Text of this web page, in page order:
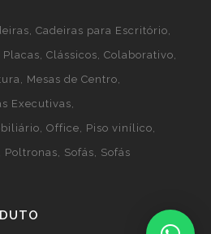
Cadeiras para Escritório
Placas Clássicos Colaborativo
Mesas de Centro
Executivas
Office
Piso vinílico
Poltronas Sofás Sofás